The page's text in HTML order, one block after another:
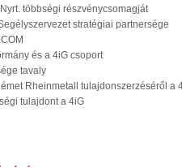
többségi részvénycsomagját
stratégiai partnersége
és a 4iG csoport
tavaly
Rheinmetall tulajdonszerzéséről a
tulajdont a 4iG